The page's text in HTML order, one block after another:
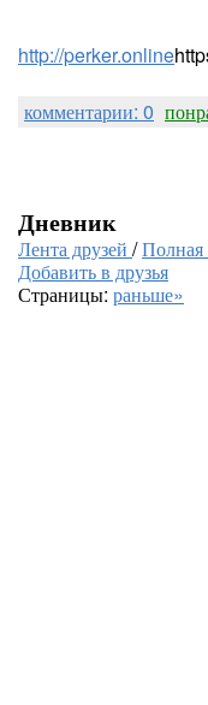
http://perker.online
комментарии: 0
Дневник
Лента друзей /Полная
Добавить в друзья
Страницы: раньше»